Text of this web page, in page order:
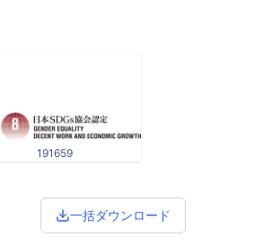
191659
一括ダウンロード